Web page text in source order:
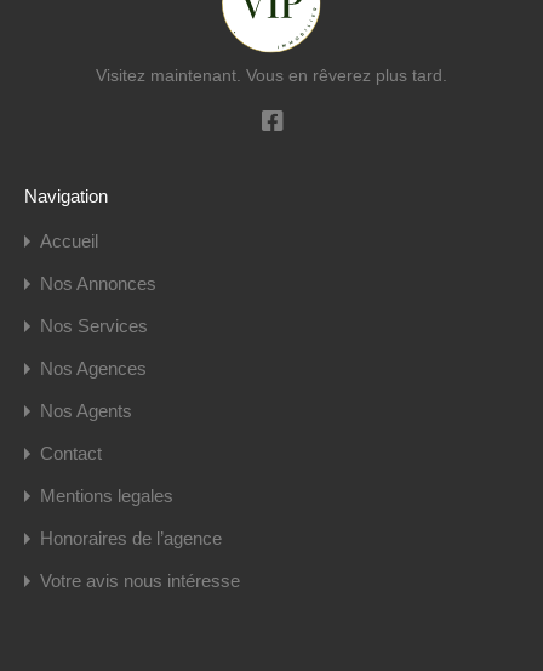
Visitez maintenant. Vous en rêverez plus tard.
Navigation
Accueil
Nos Annonces
Nos Services
Nos Agences
Nos Agents
Contact
Mentions legales
Honoraires de l’agence
Votre avis nous intéresse